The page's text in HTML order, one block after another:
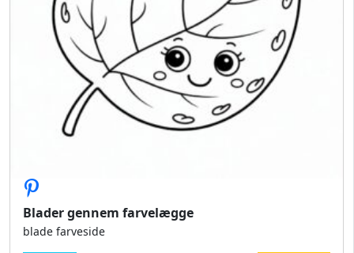
Blader gennem farvelægge
blade farveside